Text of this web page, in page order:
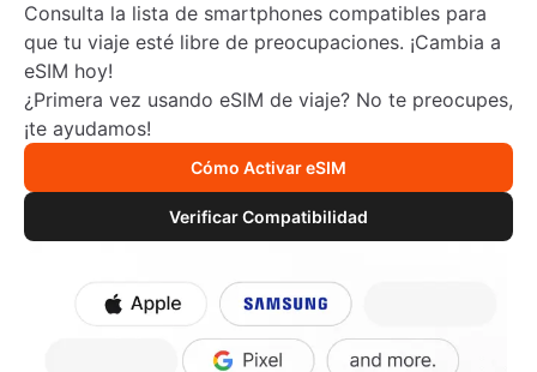
Consulta la lista de smartphones compatibles para
que tu viaje esté libre de preocupaciones. ¡Cambia a
eSIM hoy!
¿Primera vez usando eSIM de viaje? No te preocupes,
¡te ayudamos!
Cómo Activar eSIM
Verificar Compatibilidad